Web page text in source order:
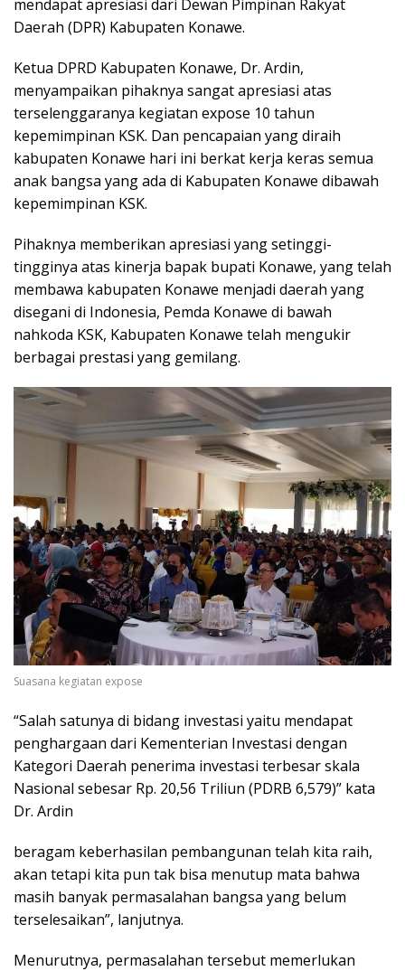
mendapat apresiasi dari Dewan Pimpinan Rakyat
Daerah (DPR) Kabupaten Konawe.
Ketua DPRD Kabupaten Konawe, Dr. Ardin,
menyampaikan pihaknya sangat apresiasi atas
terselenggaranya kegiatan expose 10 tahun
kepemimpinan KSK. Dan pencapaian yang diraih
kabupaten Konawe hari ini berkat kerja keras semua
anak bangsa yang ada di Kabupaten Konawe dibawah
kepemimpinan KSK.
Pihaknya memberikan apresiasi yang setinggi-
tingginya atas kinerja bapak bupati Konawe, yang telah
membawa kabupaten Konawe menjadi daerah yang
disegani di Indonesia, Pemda Konawe di bawah
nahkoda KSK, Kabupaten Konawe telah mengukir
berbagai prestasi yang gemilang.
Suasana kegiatan expose
“Salah satunya di bidang investasi yaitu mendapat
penghargaan dari Kementerian Investasi dengan
Kategori Daerah penerima investasi terbesar skala
Nasional sebesar Rp. 20,56 Triliun (PDRB 6,579)” kata
Dr. Ardin
beragam keberhasilan pembangunan telah kita raih,
akan tetapi kita pun tak bisa menutup mata bahwa
masih banyak permasalahan bangsa yang belum
terselesaikan”, lanjutnya.
Menurutnya, permasalahan tersebut memerlukan